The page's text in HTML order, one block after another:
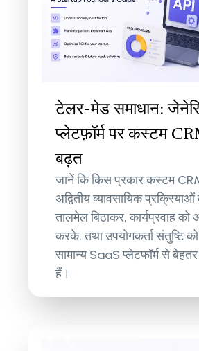
टेलर-मेड समाधान:
प्लेटफ़ॉर्म पर कस्टम
बढ़त
जानें कि किस प्रकार कस्टम
अद्वितीय व्यावसायिक
तालमेल बिठाकर, कार्यप्रवाह
करके, तथा उपयोगकर्ता संतुष्टि
सामान्य SaaS प्लेटफॉर्म से बेहतर
हैं।